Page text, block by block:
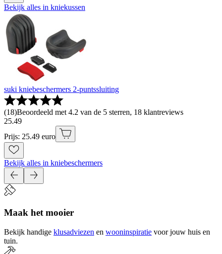
Bekijk alles in kniekussen
suki kniebeschermers 2-puntssluiting
(18)Beoordeeld met 4.2 van de 5 sterren, 18 klantreviews
25.49
Prijs: 25.49 euro
Bekijk alles in kniebeschermers
Maak het mooier
Bekijk handige klusadviezen en wooninspiratie voor jouw huis en
tuin.